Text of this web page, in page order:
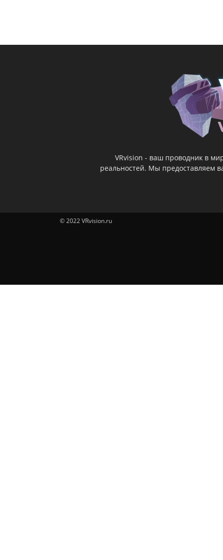
VRvision - ваш проводник в
реальностей. Мы предоставляем
© 2022 VRvision.ru